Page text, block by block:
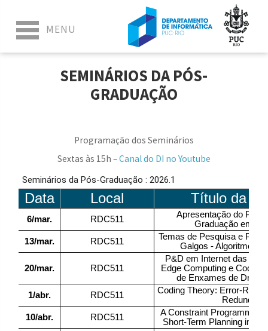
SEMINÁRIOS DA PÓS-
GRADUAÇÃO
Programação dos Seminários
Sextas às 15h –Canal do DI no Youtube